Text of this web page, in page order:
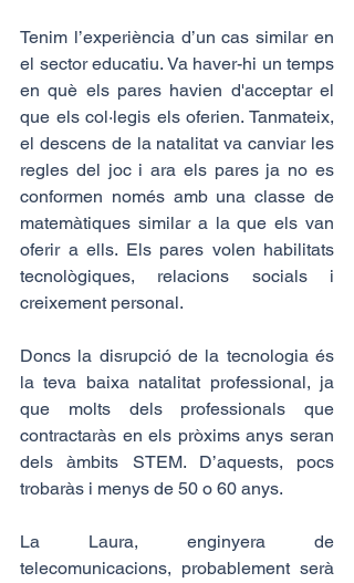
Tenim l’experiència d’un cas similar en
el sector educatiu. Va haver-hi un temps
en què els pares havien d'acceptar el
que els col·legis els oferien. Tanmateix,
el descens de la natalitat va canviar les
regles del joc i ara els pares ja no es
conformen només amb una classe de
matemàtiques similar a la que els van
oferir a ells. Els pares volen habilitats
tecnològiques, relacions socials i
creixement personal.
Doncs la disrupció de la tecnologia és
la teva baixa natalitat professional, ja
que molts dels professionals que
contractaràs en els pròxims anys seran
dels àmbits STEM. D’aquests, pocs
trobaràs i menys de 50 o 60 anys.
La Laura, enginyera de
telecomunicacions, probablement serà